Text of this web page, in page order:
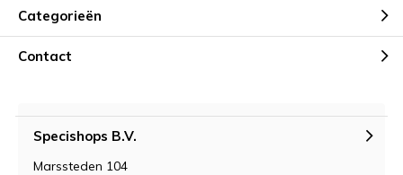
Categorieën
Contact
Specishops B.V.
Marssteden 104